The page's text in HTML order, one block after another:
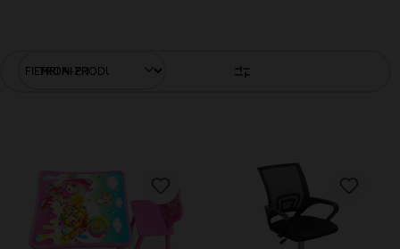
FILTRONI PRODUKTET